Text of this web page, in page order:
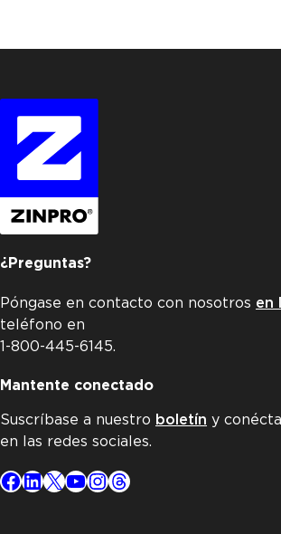
¿Preguntas?
Póngase en contacto con nosotros en
teléfono en
1-800-445-6145.
Mantente conectado
Suscríbase a nuestro boletín y
en las redes sociales.
Facebook
LinkedIn
X YouTube
Instagram
Threads